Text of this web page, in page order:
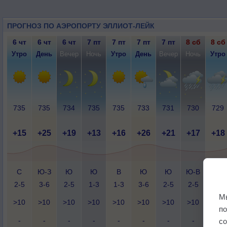
ПРОГНОЗ ПО АЭРОПОРТУ ЭЛЛИОТ-ЛЕЙК
6 чт 6 чт 6 чт 7 пт 7 пт 7 пт 7 пт 8 сб 8 сб
Утро День Вечер Ночь Утро День Вечер Ночь Утро
735 735 734 735 735 733 731 730 729
+15 +25 +19 +13 +16 +26 +21 +17 +18
С
2-5
Ю-З
3-6
Ю
2-5
Ю
1-3
В
1-3
Ю
3-6
Ю
2-5
Ю-В
2-5
>10 >10 >10 >10 >10 >10 >10 >10 >10
- - - - - - - - -